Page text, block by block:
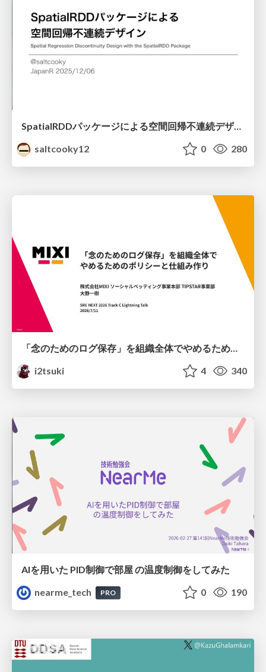
SpatialRDDパッケージによる空間回帰不連続デザイン
saltcooky12
0 280
i2tsuki
4 340
AIを用いた PID制御で部屋 の温度制御をしてみた
nearme_tech
PRO 0 190